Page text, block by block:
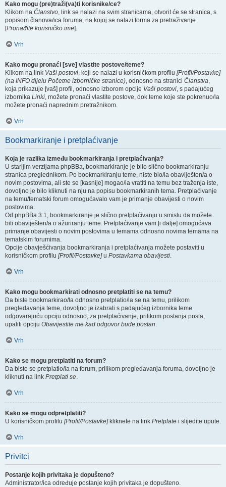
Kako mogu (pre)traži(va)ti korisnike/ce?
Klikom na Članstvo, link se nalazi na svim stranicama, otvorit će se stranica, s
popisom članova/ica foruma, na kojoj se nalazi forma za pretraživanje
[Pronađite korisničko ime].
Vrh
Kako mogu pronaći [sve] vlastite postove/teme?
Klikom na link Vaši postovi, koji se nalazi u korisničkom profilu [Profil/Postavke]
(na INFO dijelu Početne izborničke stranice), odnosno na stranici Članstva,
koja prikazuje [vaš] profil, odnosno izborom opcije Vaši postovi, s padajućeg
izbornika Linki, možete pronaći vlastite postove, dok teme koje ste pokrenuo/la
možete pronaći naprednim pretražnikom.
Vrh
Bookmarkiranje i pretplaćivanje
Koja je razlika između bookmarkiranja i pretplaćivanja?
U starijim verzijama phpBBa, bookmarkiranje je bilo slično bookmarkiranju
stranica preglednikom. Po bookmarkiranju teme, niste bio/la obaviješten/a o
novim postovima, ali ste se [kasnije] mogao/la vratiti na temu bez traženja iste,
dovoljno je bilo kliknuti na nju na popisu bookmarkiranih tema. Pretplaćivanje
na temu/tematski forum omogućavalo vam je primanje obavijesti o novim
postovima.
Od phpBBa 3.1, bookmarkiranje je slično pretplaćivanju u smislu da možete
biti obaviješten/a o ažuriranju teme. Pretplaćivanje vam [i dalje] omogućava
primanje obavijesti o novim postovima u temama odnosno novima temama na
tematskim forumima.
Opcije obavješćivanja bookmarkiranja i pretplaćivanja možete postaviti u
korisničkom profilu [Profil/Postavke]u Postavkama obavijesti.
Vrh
Kako mogu bookmarkirati odnosno pretplatiti se na temu?
Da biste bookmarkirao/la odnosno pretplatio/la se na temu, prilikom
pregledavanja teme, dovoljno je izabrati s padajućeg izbornika teme
odgovarajuću opciju odnosno, za pretplaćivanje, prilikom postanja posta,
upaliti opciju Obavijestite me kad odgovor bude postan.
Vrh
Kako se mogu pretplatiti na forum?
Da biste se pretplatio/la na forum, prilikom pregledavanja foruma, dovoljno je
kliknuti na link Pretplati se.
Vrh
Kako se mogu odpretplatiti?
U korisničkom profilu [Profil/Postavke]kliknete na link Pretplate i slijedite upute.
Vrh
Privitci
Postanje kojih privitaka je dopušteno?
Administrator/ica određuje postanje kojih privitaka je dopušteno.